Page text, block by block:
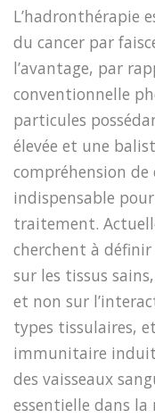
L’hadronthérapie
du cancer par
l’avantage, par
conventionnelle
particules
élevée et une
compréhension
indispensable
traitement.
cherchent à
sur les tissus
et non sur
types tissulaires,
immunitaire
des vaisseaux
essentielle dans